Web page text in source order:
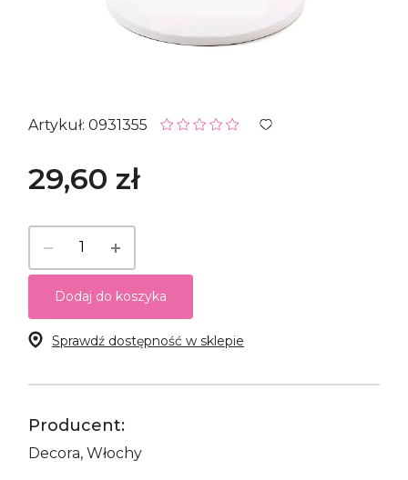
Artykuł: 0931355
29,60 zł
Dodaj do koszyka
Sprawdź dostępność w sklepie
Producent:
Decora, Włochy